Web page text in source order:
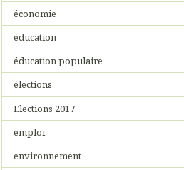
économie
éducation
éducation populaire
élections
Elections 2017
emploi
environnement